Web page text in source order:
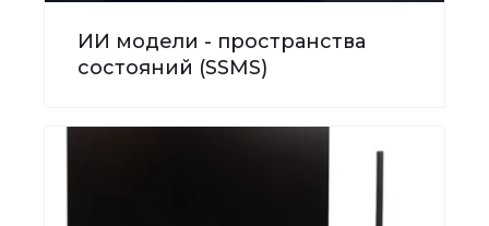
ИИ модели - пространства
состояний (SSMS)